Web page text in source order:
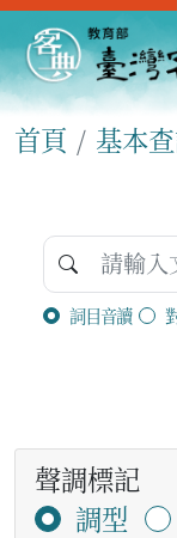
首頁 基本
詞目音讀
聲調標記
調型